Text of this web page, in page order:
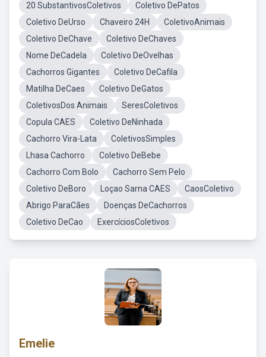
20 SubstantivosColetivos
Coletivo DePatos
Coletivo DeUrso
Chaveiro 24H
ColetivoAnimais
Coletivo DeChave
Coletivo DeChaves
Nome DeCadela
Coletivo DeOvelhas
Cachorros Gigantes
Coletivo DeCafila
Matilha DeCaes
Coletivo DeGatos
ColetivosDos Animais
SeresColetivos
Copula CAES
Coletivo DeNinhada
Cachorro Vira-Lata
ColetivosSimples
Lhasa Cachorro
Coletivo DeBebe
Cachorro Com Bolo
Cachorro Sem Pelo
Coletivo DeBoro
Loçao Sarna CAES
CaosColetivo
Abrigo ParaCães
Doenças DeCachorros
Coletivo DeCao
ExercíciosColetivos
Emelie